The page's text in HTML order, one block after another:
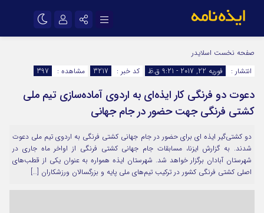
اینستاگرام
سروش
ایتا
آپارات
اپلیکیشن رمز عبور
مرا به خاطر بسپار
صفحه نخست اسلایدر
انتشار :
فوریه 22, 2017 - 9:21 ق.ظ کد خبر : 3217 مشاهده : 397
دعوت دو فرنگی کار ایذه‌ای به اردوی آماده‌سازی تیم ملی
کشتی فرنگی جهت حضور در جام جهانی
دو کشتی‌گیر ایذه ای برای حضور در جام جهانی کشتی فرنگی به اردوی تیم ملی دعوت
شدند. به گزارش ایزنا، مسابقات جام جهانی کشتی فرنگی از اواخر ماه جاری در
شهرستان آبادان برگزار خواهد شد. شهرستان ایذه همواره به عنوان یکی از قطب‌های
اصلی کشتی فرنگی کشور در ترکیب تیم‌های ملی پایه و بزرگسالان ورزشکاران […]